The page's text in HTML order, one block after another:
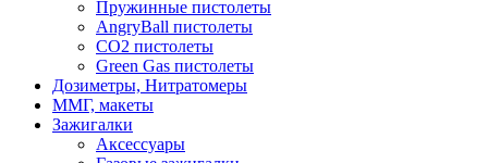
Пружинные пистолеты
AngryBall пистолеты
CO2 пистолеты
Green Gas пистолеты
Дозиметры, Нитратомеры
ММГ, макеты
Зажигалки
Аксессуары